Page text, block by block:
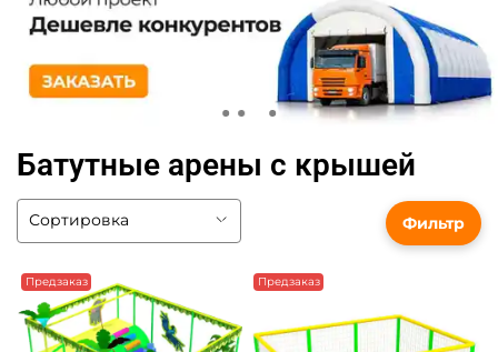
Батутные арены с крышей
Предзаказ Предзаказ
Фильтр